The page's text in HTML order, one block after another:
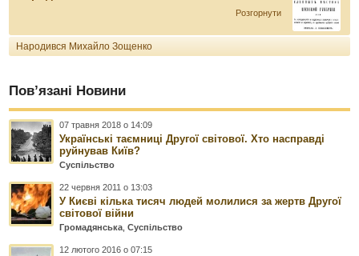
Розгорнути
Народився Михайло Зощенко
Пов’язані Новини
07 травня 2018 о 14:09
Українські таємниці Другої світової. Хто насправді
руйнував Київ?
Суспільство
22 червня 2011 о 13:03
У Києві кілька тисяч людей молилися за жертв Другої
світової війни
Громадянська,Суспільство
12 лютого 2016 о 07:15